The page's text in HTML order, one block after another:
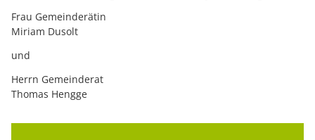
Frau Gemeinderätin
Miriam Dusolt
und
Herrn Gemeinderat
Thomas Hengge